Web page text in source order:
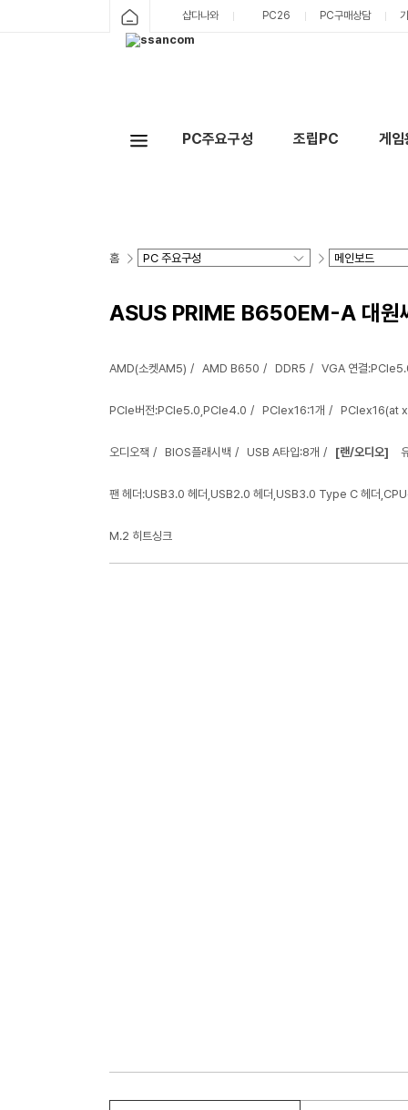
샵다나와 PC26 PC구매상담
PC주요구성 조립PC 게
홈
ASUS PRIME B650EM-A 대원
AMD(소켓AM5) AMD B650 DDR5 VGA 연결
PCIe버전:PCIe5.0,PCIe4.0 PCIex16:1개 PCIex16(at
오디오잭 BIOS플래시백 USB A타입:8개 [랜/오디오]
팬 헤더:USB3.0 헤더,USB2.0 헤더,USB3.0 Type C 헤더,CPU
M.2 히트싱크